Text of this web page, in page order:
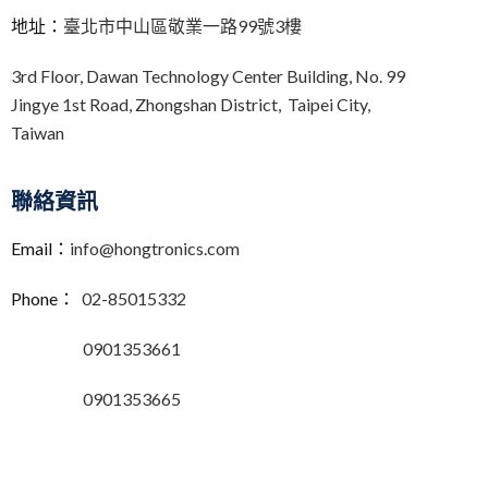
地址： 臺北市中山區敬業一路99號3樓
3rd Floor, Dawan Technology Center Building, No. 99
Jingye 1st Road, Zhongshan District, Taipei City,
Taiwan
聯絡資訊
Email： info@hongtronics.com
Phone： 02-85015332
0901353661
0901353665